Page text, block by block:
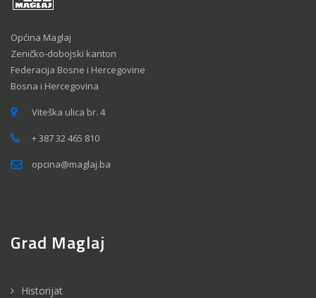
Općina Maglaj
Zeničko-dobojski kanton
Federacija Bosne i Hercegovine
Bosna i Hercegovina
Viteška ulica br. 4
+ 387 32 465 810
opcina@maglaj.ba
Grad Maglaj
Historijat